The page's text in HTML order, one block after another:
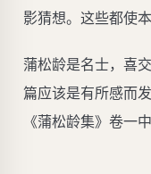
影猜想。这些都使
蒲松龄是名士，喜
篇应该是有所感而
《蒲松龄集》卷一中